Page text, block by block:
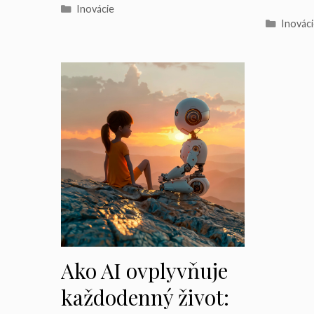
Kategórie
Inovácie
Ako AI ovplyvňuje
každodenný život: